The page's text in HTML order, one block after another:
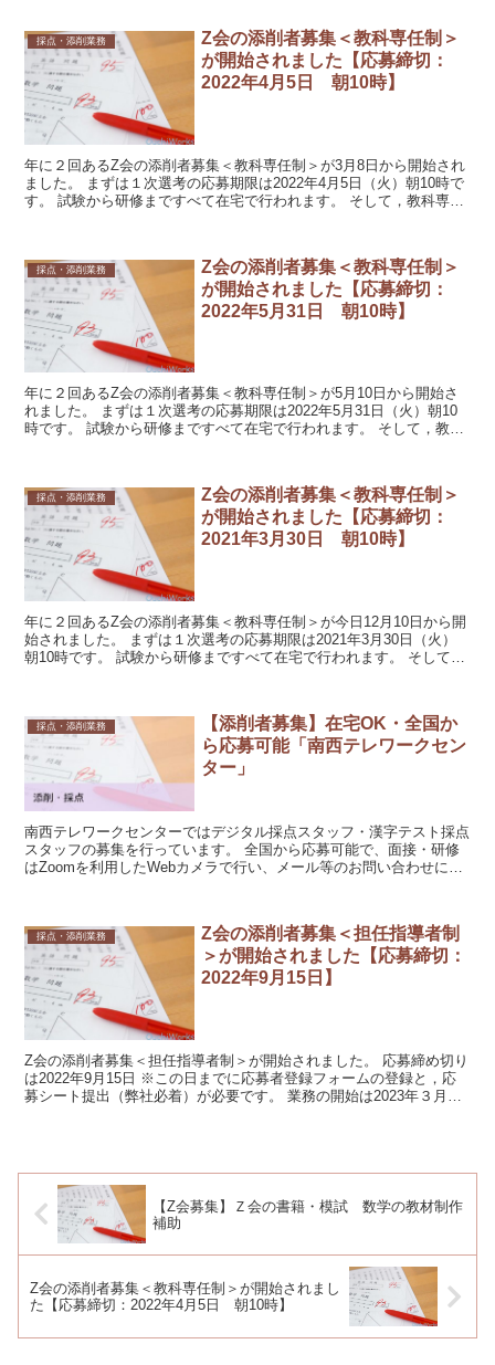
採点・添削業務
Z会の添削者募集＜教科専任制＞
が開始されました【応募締切：
2022年4月5日 朝10時】
年に２回あるZ会の添削者募集＜教科専任制＞が3月8日から開始され
ました。 まずは１次選考の応募期限は2022年4月5日（火）朝10時で
す。 試験から研修まですべて在宅で行われます。 そして，教科専任
採点・添削業務
Z会の添削者募集＜教科専任制＞
が開始されました【応募締切：
2022年5月31日 朝10時】
年に２回あるZ会の添削者募集＜教科専任制＞が5月10日から開始さ
れました。 まずは１次選考の応募期限は2022年5月31日（火）朝10
時です。 試験から研修まですべて在宅で行われます。 そして，教科
採点・添削業務
Z会の添削者募集＜教科専任制＞
が開始されました【応募締切：
2021年3月30日 朝10時】
年に２回あるZ会の添削者募集＜教科専任制＞が今日12月10日から開
始されました。 まずは１次選考の応募期限は2021年3月30日（火）
朝10時です。 試験から研修まですべて在宅で行われます。 そして，
採点・添削業務
【添削者募集】在宅OK・全国か
ら応募可能「南西テレワークセン
ター」
南西テレワークセンターではデジタル採点スタッフ・漢字テスト採点
スタッフの募集を行っています。 全国から応募可能で、面接・研修
はZoomを利用したWebカメラで行い、メール等のお問い合わせにも
採点・添削業務
Z会の添削者募集＜担任指導者制
＞が開始されました【応募締切：
2022年9月15日】
Z会の添削者募集＜担任指導者制＞が開始されました。 応募締め切り
は2022年9月15日 ※この日までに応募者登録フォームの登録と，応
募シート提出（弊社必着）が必要です。 業務の開始は2023年３月中
【Z会募集】Ｚ会の書籍・模試 数学の教材制作
補助
Z会の添削者募集＜教科専任制＞が開始されまし
た【応募締切：2022年4月5日 朝10時】